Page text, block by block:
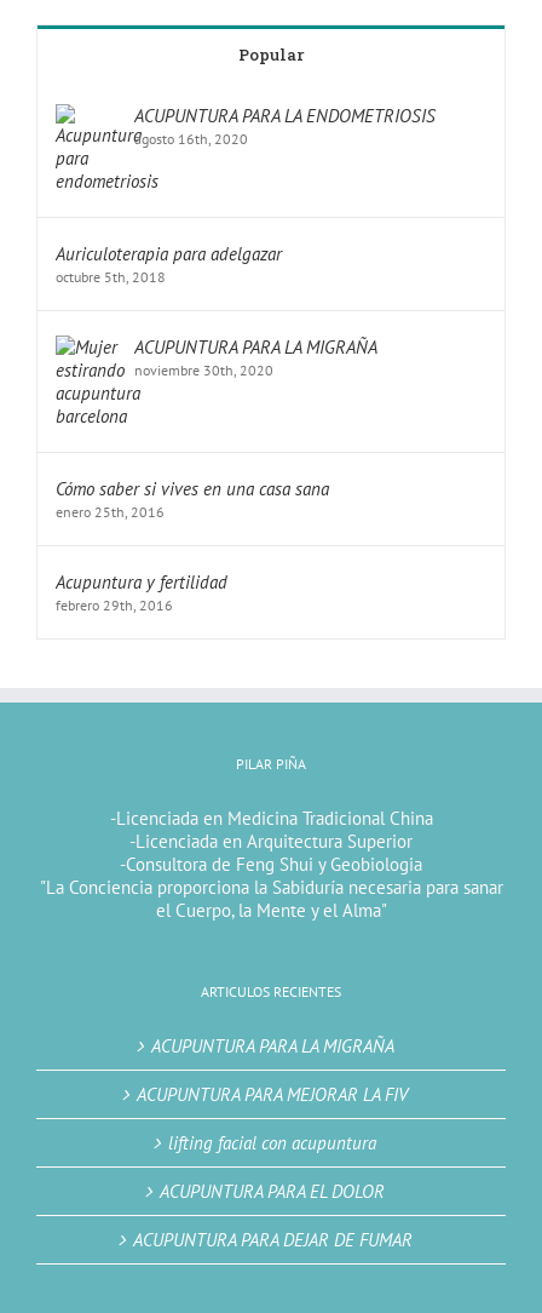
Popular
ACUPUNTURA PARA LA ENDOMETRIOSIS
agosto 16th, 2020
Auriculoterapia para adelgazar
octubre 5th, 2018
ACUPUNTURA PARA LA MIGRAÑA
noviembre 30th, 2020
Cómo saber si vives en una casa sana
enero 25th, 2016
Acupuntura y fertilidad
febrero 29th, 2016
PILAR PIÑA
-Licenciada en Medicina Tradicional China
-Licenciada en Arquitectura Superior
-Consultora de Feng Shui y Geobiologia
"La Conciencia proporciona la Sabiduría necesaria para sanar
el Cuerpo, la Mente y el Alma"
ARTICULOS RECIENTES
ACUPUNTURA PARA LA MIGRAÑA
ACUPUNTURA PARA MEJORAR LA FIV
lifting facial con acupuntura
ACUPUNTURA PARA EL DOLOR
ACUPUNTURA PARA DEJAR DE FUMAR